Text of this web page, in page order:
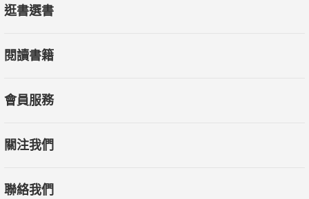
逛書選書
閱讀書籍
會員服務
關注我們
聯絡我們